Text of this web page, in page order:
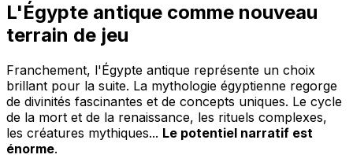
L'Égypte antique comme nouveau
terrain de jeu
Franchement, l'Égypte antique représente un choix
brillant pour la suite. La mythologie égyptienne regorge
de divinités fascinantes et de concepts uniques. Le cycle
de la mort et de la renaissance, les rituels complexes,
les créatures mythiques... Le potentiel narratif est
énorme.